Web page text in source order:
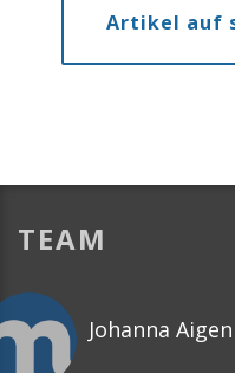
Artikel auf
TEAM
Johanna